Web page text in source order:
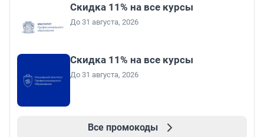
Скидка 11% на все курсы
До 31 августа, 2026
Скидка 11% на все курсы
До 31 августа, 2026
Все промокоды